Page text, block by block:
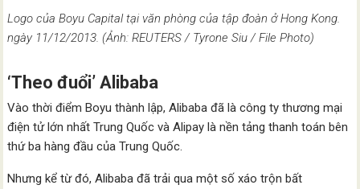
Logo của Boyu Capital tại văn phòng của tập đoàn ở Hong Kong.
ngày 11/12/2013. (Ảnh: REUTERS / Tyrone Siu / File Photo)
‘Theo đuổi’ Alibaba
Vào thời điểm Boyu thành lập, Alibaba đã là công ty thương mại
điện tử lớn nhất Trung Quốc và Alipay là nền tảng thanh toán bên
thứ ba hàng đầu của Trung Quốc.
Nhưng kể từ đó, Alibaba đã trải qua một số xáo trộn bất